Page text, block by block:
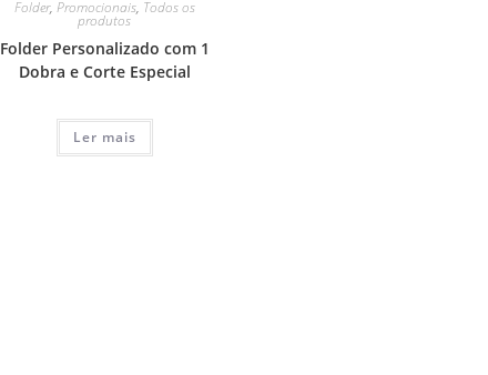
Folder, Promocionais, Todos os
produtos
Folder Personalizado com 1
Dobra e Corte Especial
Ler mais